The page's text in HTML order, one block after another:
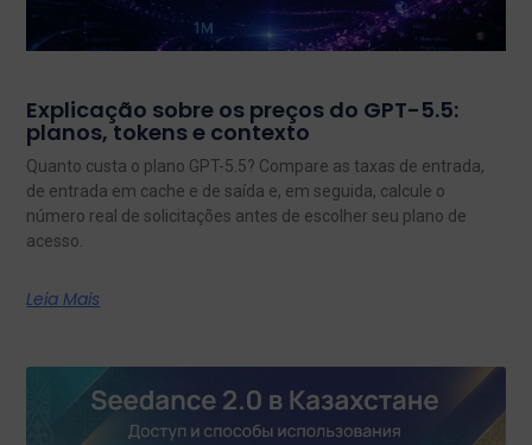
Explicação sobre os preços do GPT-5.5:
planos, tokens e contexto
Quanto custa o plano GPT-5.5? Compare as taxas de entrada,
de entrada em cache e de saída e, em seguida, calcule o
número real de solicitações antes de escolher seu plano de
acesso.
Leia Mais